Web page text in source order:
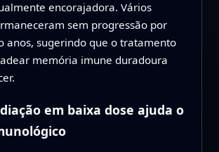
encorajadora. Vários
sem progressão por
anos, sugerindo que o tratamento
memória imune duradoura
em baixa dose ajuda o